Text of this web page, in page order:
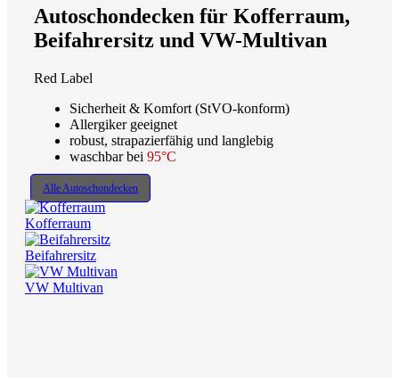
Autoschondecken für Kofferraum,
Beifahrersitz und VW-Multivan
Red Label
Sicherheit & Komfort (StVO-konform)
Allergiker geeignet
robust, strapazierfähig und langlebig
waschbar bei 95°C
Alle Autoschondecken
Kofferraum
Beifahrersitz
VW Multivan